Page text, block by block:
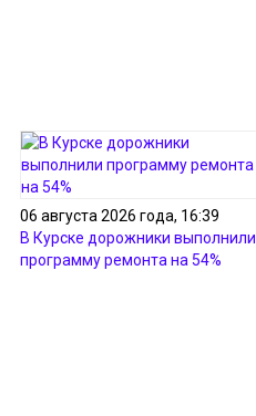
06 августа 2026 года, 16:39
В Курске дорожники выполнили
программу ремонта на 54%